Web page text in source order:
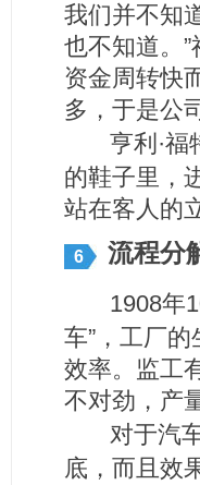
我们并不知
也不知道。
资金周转快
多，于是公
亨利·
的鞋子里，
站在客人的
6 流程分
1908年
车”，工厂
效率。监工
不对劲，产
对于汽
底，而且效